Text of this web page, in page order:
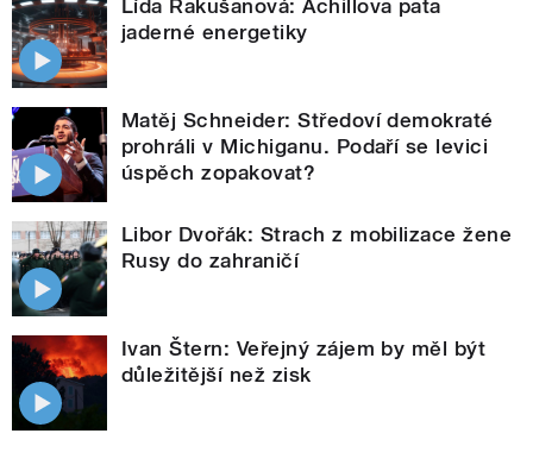
Lída Rakušanová: Achillova pata
jaderné energetiky
Matěj Schneider: Středoví demokraté
prohráli v Michiganu. Podaří se levici
úspěch zopakovat?
Libor Dvořák: Strach z mobilizace žene
Rusy do zahraničí
Ivan Štern: Veřejný zájem by měl být
důležitější než zisk